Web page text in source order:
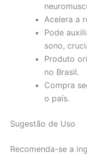
Acelera a
Pode
sono,
Produto
no Brasil.
Compra
o país.
Sugestão de Uso
Recomenda-se a